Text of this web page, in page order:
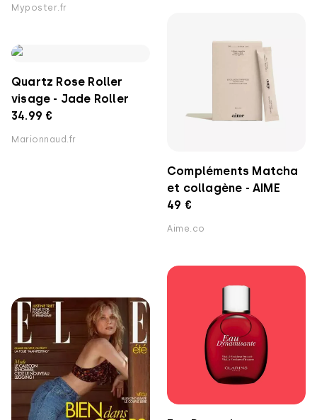
Myposter.fr
Compléments Matcha
et collagène - AIME
49 €
Aime.co
Quartz Rose Roller
visage - Jade Roller
34.99 €
Marionnaud.fr